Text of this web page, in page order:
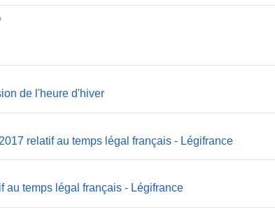
de l'heure d'hiver
relatif au temps légal français - Légifrance
au temps légal français - Légifrance